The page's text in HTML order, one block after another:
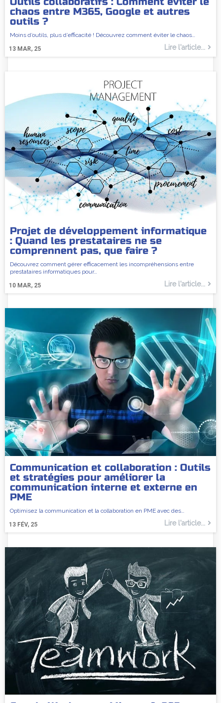
chaos entre M365, Google et autres
outils ?
13 MAR, 25
Moins d’outils, plus d’efficacité ! Découvrez comment éviter le chaos…
Lire l'article...
Projet de développement informatique
: Quand les prestataires ne se
comprennent pas, que faire ?
10 MAR, 25
Découvrez comment gérer efficacement les incompréhensions entre
prestataires informatiques pour…
Lire l'article...
Communication et collaboration : Outils
et stratégies pour améliorer la
communication interne et externe en
PME
13 FÉV, 25
Optimisez la communication et la collaboration en PME avec des…
Lire l'article...